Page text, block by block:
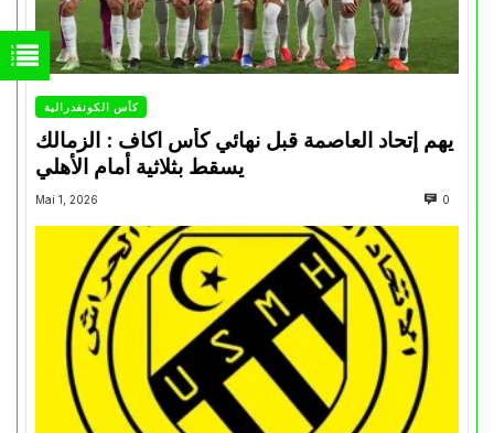
كأس الكونفدرالية
يهم إتحاد العاصمة قبل نهائي كأس اكاف : الزمالك
Mai 1, 2026 0